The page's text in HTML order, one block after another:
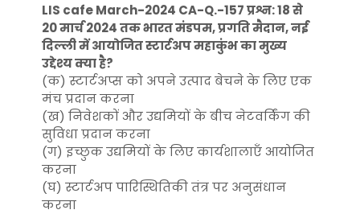
LIS cafe March-2024 CA-Q.-157 प्रश्न: 18 से
20 मार्च 2024 तक भारत मंडपम, प्रगति मैदान, नई
दिल्ली में आयोजित स्टार्टअप महाकुंभ का मुख्य
उद्देश्य क्या है?
(क) स्टार्टअप्स को अपने उत्पाद बेचने के लिए एक
मंच प्रदान करना
(ख) निवेशकों और उद्यमियों के बीच नेटवर्किंग की
सुविधा प्रदान करना
(ग) इच्छुक उद्यमियों के लिए कार्यशालाएँ आयोजित
करना
(घ) स्टार्टअप पारिस्थितिकी तंत्र पर अनुसंधान
करना